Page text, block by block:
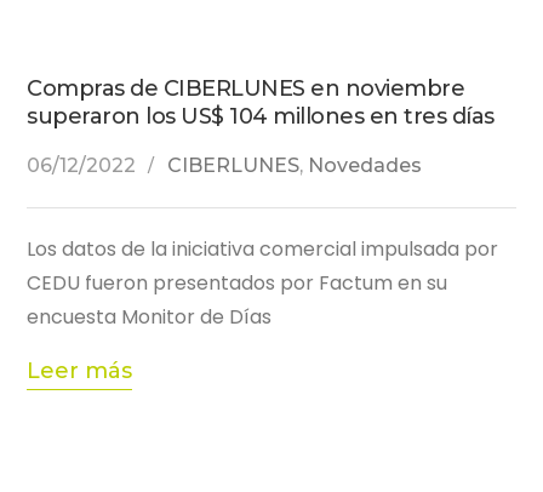
Compras de CIBERLUNES en noviembre
superaron los US$ 104 millones en tres días
06/12/2022 CIBERLUNES, Novedades
Los datos de la iniciativa comercial impulsada por
CEDU fueron presentados por Factum en su
encuesta Monitor de Días
Leer más